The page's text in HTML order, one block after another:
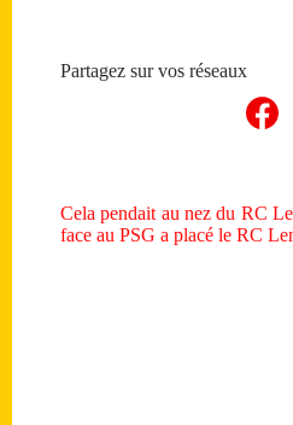
Partagez sur vos réseaux
Cela pendait au nez du RC
face au PSG a placé le RC